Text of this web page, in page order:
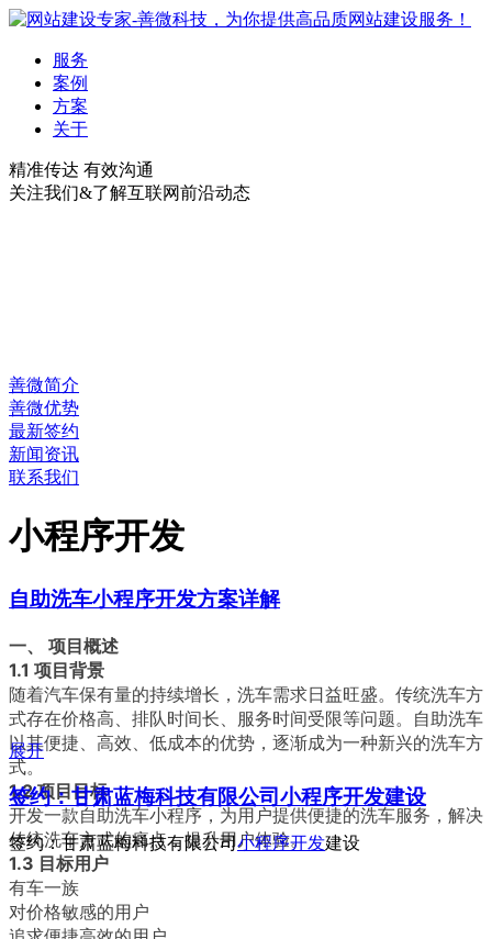
服务
案例
方案
关于
精准传达 有效沟通
关注我们&了解互联网前沿动态
善微简介
善微优势
最新签约
新闻资讯
联系我们
小程序开发
自助洗车小程序开发方案详解
一、 项目概述
1.1 项目背景
随着汽车保有量的持续增长，洗车需求日益旺盛。传统洗车方
式存在价格高、排队时间长、服务时间受限等问题。自助洗车
以其便捷、高效、低成本的优势，逐渐成为一种新兴的洗车方
式。
1.2 项目目标
开发一款自助洗车小程序，为用户提供便捷的洗车服务，解决
传统洗车方式的痛点，提升用户体验。
1.3 目标用户
有车一族
对价格敏感的用户
展开
签约：甘肃蓝梅科技有限公司小程序开发建设
签约：甘肃蓝梅科技有限公司小程序开发建设